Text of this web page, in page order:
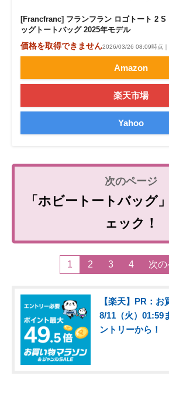
[Francfranc] フランフラン ロゴトート 2 S
ッグトートバッグ 2025年モデル
価格を取得できません2026/03/26 08:09時点
Amazon
楽天市場
Yahoo
「ホビートートバッグ
ェック！
1 2 3 4 次
【楽天】PR：
8/11（火）
ントリーから！